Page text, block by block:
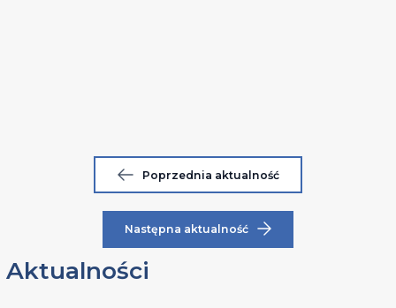
Poprzednia aktualność
Następna aktualność
Aktualności